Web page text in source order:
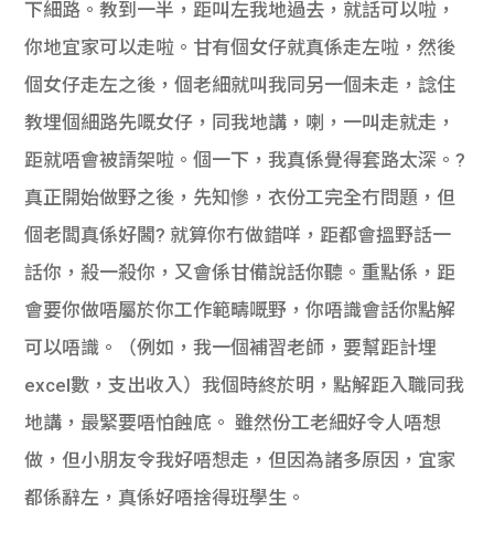
下細路。教到一半，距叫左我地過去，就話可以啦，
你地宜家可以走啦。甘有個女仔就真係走左啦，然後
個女仔走左之後，個老細就叫我同另一個未走，諗住
教埋個細路先嘅女仔，同我地講，喇，一叫走就走，
距就唔會被請架啦。個一下，我真係覺得套路太深。?
真正開始做野之後，先知慘，衣份工完全冇問題，但
個老闆真係好閪? 就算你冇做錯咩，距都會搵野話一
話你，殺一殺你，又會係甘備說話你聽。重點係，距
會要你做唔屬於你工作範疇嘅野，你唔識會話你點解
可以唔識。（例如，我一個補習老師，要幫距計埋
excel數，支出收入）我個時終於明，點解距入職同我
地講，最緊要唔怕蝕底。 雖然份工老細好令人唔想
做，但小朋友令我好唔想走，但因為諸多原因，宜家
都係辭左，真係好唔捨得班學生。